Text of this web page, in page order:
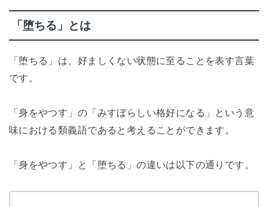
「堕ちる」とは
「堕ちる」は、好ましくない状態に至ることを表す言葉
です。
「身をやつす」の「みすぼらしい格好になる」という意
味における類義語であると考えることができます。
「身をやつす」と「堕ちる」の違いは以下の通りです。